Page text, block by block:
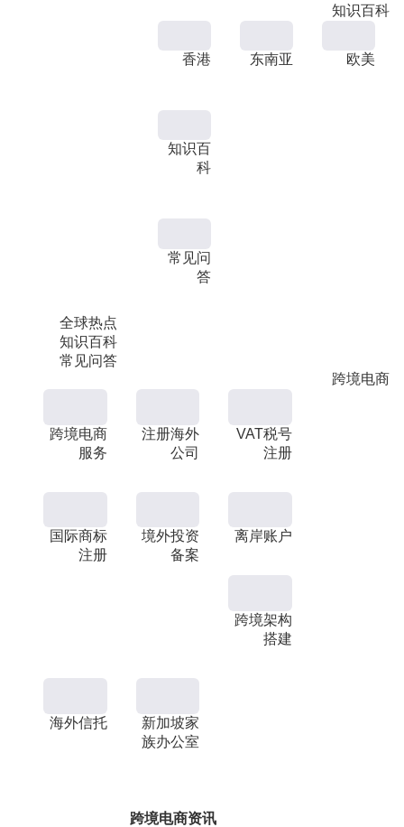
知识百科
全球热点
知识百科
常见问答
香港 东南亚 欧美
知识百
科
常见问
答
跨境电商
跨境电商
服务
注册海外
公司
VAT税号
注册
国际商标
注册
境外投资
备案
离岸账户
跨境架构
搭建
海外信托
新加坡家
族办公室
跨境电商资讯